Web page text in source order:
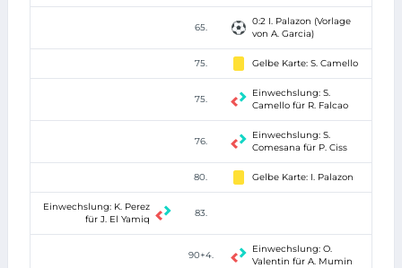
65.
0:2 I. Palazon (Vorlage
von A. Garcia)
75. Gelbe Karte: S. Camello
75.
Einwechslung: S.
Camello für R. Falcao
76.
Einwechslung: S.
Comesana für P. Ciss
80. Gelbe Karte: I. Palazon
Einwechslung: K. Perez
für J. El Yamiq
83.
90+4.
Einwechslung: O.
Valentin für A. Mumin